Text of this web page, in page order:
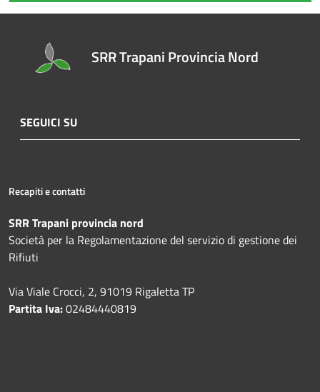
SRR Trapani Provincia Nord
SEGUICI SU
Recapiti e contatti
SRR Trapani provincia nord
Società per la Regolamentazione del servizio di gestione dei
Rifiuti
Via Viale Crocci, 2, 91019 Rigaletta TP
Partita Iva:02484440819